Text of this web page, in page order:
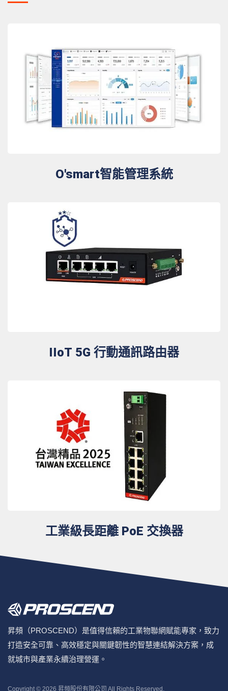
O'smart智能管理系統
IIoT 5G 行動通訊路由器
工業級長距離 PoE 交換器
昇頻（PROSCEND）是值得信賴的工業物聯網賦能專家，致力
打造安全可靠、高效穩定與關鍵韌性的智慧連結解決方案，成
就城市與產業永續治理營運。
Copyright © 2026 昇頻股份有限公司 All Rights Reserved.